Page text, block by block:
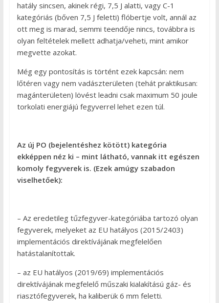
hatály sincsen, akinek régi, 7,5 J alatti, vagy C-1
kategóriás (bőven 7,5 J feletti) flóbertje volt, annál az
ott meg is marad, semmi teendője nincs, továbbra is
olyan feltételek mellett adhatja/veheti, mint amikor
megvette azokat.
Még egy pontosítás is történt ezek kapcsán: nem
lőtéren vagy nem vadászterületen (tehát praktikusan:
magánterületen) lövést leadni csak maximum 50 joule
torkolati energiájú fegyverrel lehet ezen túl.
Az új PO (bejelentéshez kötött) kategória
ekképpen néz ki – mint látható, vannak itt egészen
komoly fegyverek is. (Ezek amúgy szabadon
viselhetőek):
– Az eredetileg tűzfegyver-kategóriába tartozó olyan
fegyverek, melyeket az EU hatályos (2015/2403)
implementációs direktívájának megfelelően
hatástalanítottak.
– az EU hatályos (2019/69) implementációs
direktívájának megfelelő műszaki kialakítású gáz- és
riasztófegyverek, ha kaliberük 6 mm feletti.